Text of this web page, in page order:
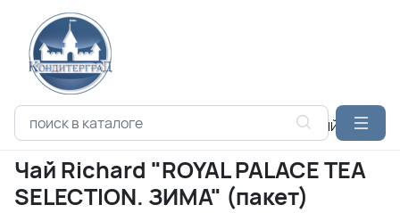
Каталог продукции ПОДАРОЧНЫЙ
Чай Richard "ROYAL PALACE TEA
SELECTION. ЗИМА" (пакет)